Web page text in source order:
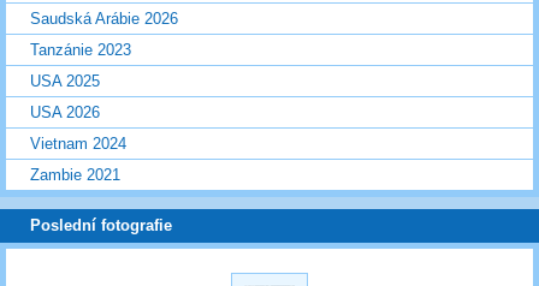
Saudská Arábie 2026
Tanzánie 2023
USA 2025
USA 2026
Vietnam 2024
Zambie 2021
Poslední fotografie